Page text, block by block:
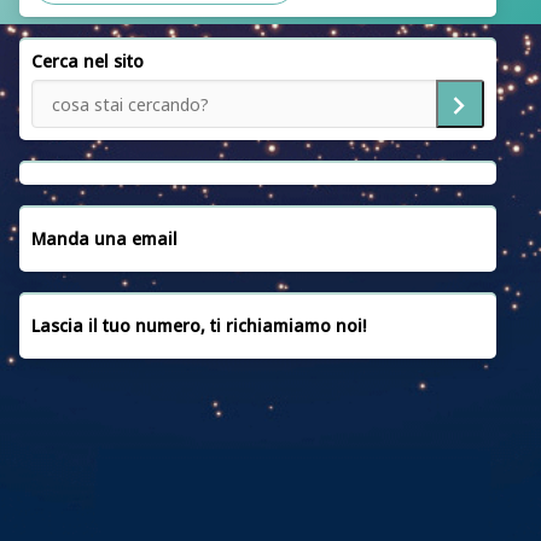
SEDI
SERVIZI
NOTIZIE
EMERGENZA UCRAINA
CONVENZIONI
CONTATTACI
PRIVACY POLICY
Cerca nel sito
Manda una email
Lascia il tuo numero, ti richiamiamo noi!